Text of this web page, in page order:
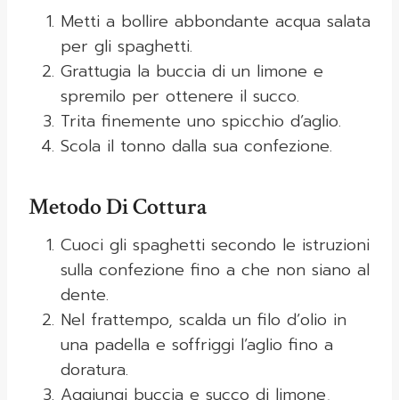
Metti a bollire abbondante acqua salata
per gli spaghetti.
Grattugia la buccia di un limone e
spremilo per ottenere il succo.
Trita finemente uno spicchio d’aglio.
Scola il tonno dalla sua confezione.
Metodo Di Cottura
Cuoci gli spaghetti secondo le istruzioni
sulla confezione fino a che non siano al
dente.
Nel frattempo, scalda un filo d’olio in
una padella e soffriggi l’aglio fino a
doratura.
Aggiungi buccia e succo di limone,